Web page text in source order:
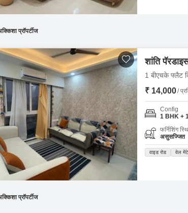
प्रॉपर्टीज
शांति
1 बीएचके फ्लैट
₹ 14,000/
Config
1 BHK +
फर्निशिंग
असुसज्जित
वाइड रोड वेल
प्रॉपर्टीज